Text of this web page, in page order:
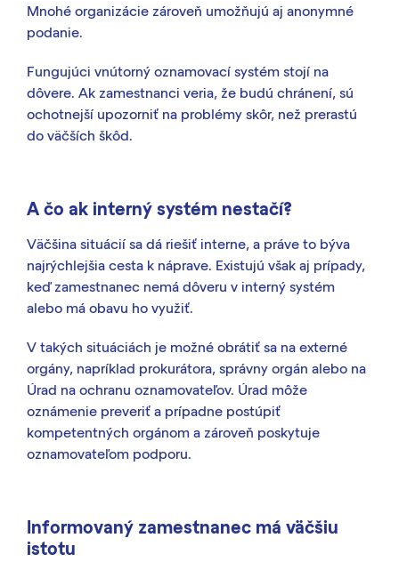
Mnohé organizácie zároveň umožňujú aj anonymné
podanie.
Fungujúci vnútorný oznamovací systém stojí na
dôvere. Ak zamestnanci veria, že budú chránení, sú
ochotnejší upozorniť na problémy skôr, než prerastú
do väčších škôd.
A čo ak interný systém nestačí?
Väčšina situácií sa dá riešiť interne, a práve to býva
najrýchlejšia cesta k náprave. Existujú však aj prípady,
keď zamestnanec nemá dôveru v interný systém
alebo má obavu ho využiť.
V takých situáciách je možné obrátiť sa na externé
orgány, napríklad prokurátora, správny orgán alebo na
Úrad na ochranu oznamovateľov. Úrad môže
oznámenie preveriť a prípadne postúpiť
kompetentných orgánom a zároveň poskytuje
oznamovateľom podporu.
Informovaný zamestnanec má väčšiu
istotu